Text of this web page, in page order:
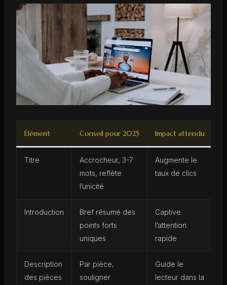
Élément Conseil pour 2025 Impact attendu
Titre
Accrocheur, 3-7
mots, reflète
l’unicité
Augmente le
taux de clics
Introduction
Bref résumé des
points forts
uniques
Captive
l’attention
rapide
Description
des pièces
Par pièce,
souligner
Guide le
lecteur dans la